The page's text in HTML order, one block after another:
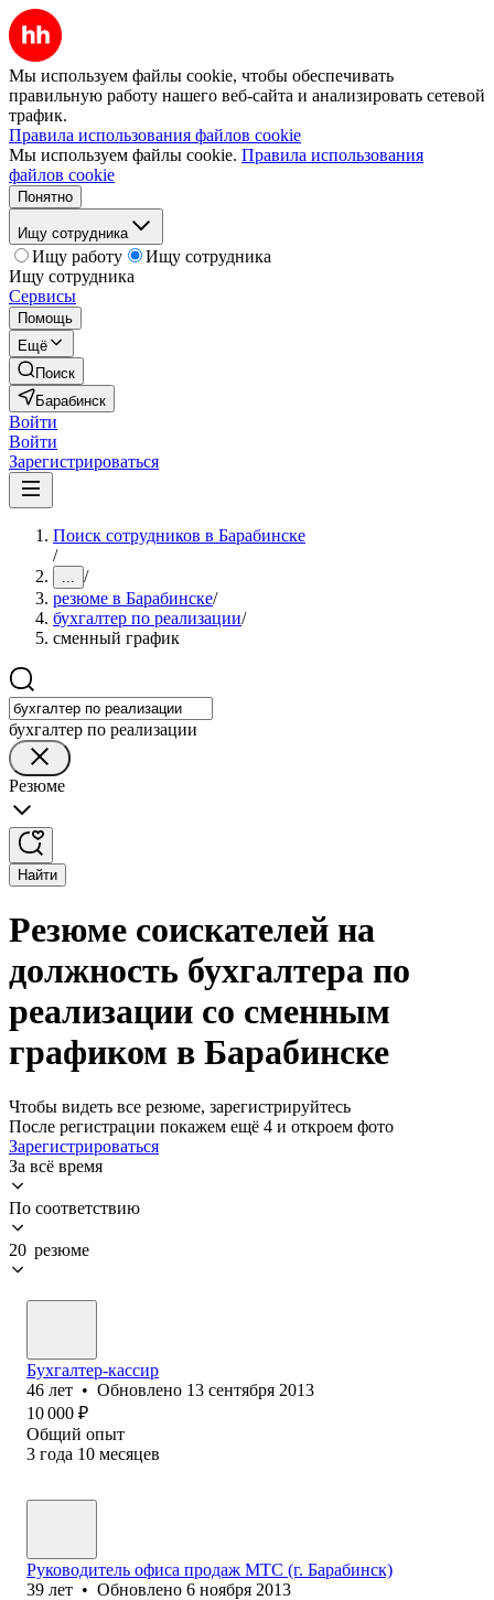
Мы используем файлы cookie, чтобы обеспечивать
правильную работу нашего веб-сайта и анализировать сетевой
трафик.
Правила использования файлов cookie
Мы используем файлы cookie. Правила использования
файлов cookie
Понятно
Ищу сотрудника
Ищу работу
Ищу сотрудника
Ищу сотрудника
Сервисы
Помощь
Ещё
Поиск
Барабинск
Войти
Войти
Зарегистрироваться
Поиск сотрудников в Барабинске
/
... /
резюме в Барабинске/
бухгалтер по реализации/
сменный график
бухгалтер по реализации
Резюме
Найти
Резюме соискателей на
должность бухгалтера по
реализации со сменным
графиком в Барабинске
Чтобы видеть все резюме, зарегистрируйтесь
После регистрации покажем ещё 4 и откроем фото
Зарегистрироваться
За всё время
По соответствию
20 резюме
Бухгалтер-кассир
46 лет • Обновлено 13 сентября 2013
10 000 ₽
Общий опыт
3 года 10 месяцев
Руководитель офиса продаж МТС (г. Барабинск)
39 лет • Обновлено 6 ноября 2013